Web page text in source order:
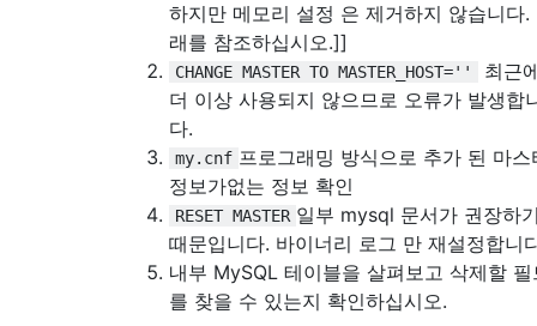
하지만 메모리 설정 은 제거하지 않습니다.
래를 참조하십시오.]]
CHANGE MASTER TO MASTER_HOST=''
최근
더 이상 사용되지 않으므로 오류가 발생합
다.
my.cnf 프로그래밍 방식으로 추가 된 마스
정보가없는 정보 확인
RESET MASTER 일부 mysql 문서가 권장하
때문입니다. 바이너리 로그 만 재설정합니
내부 MySQL 테이블을 살펴보고 삭제할 필
를 찾을 수 있는지 확인하십시오.